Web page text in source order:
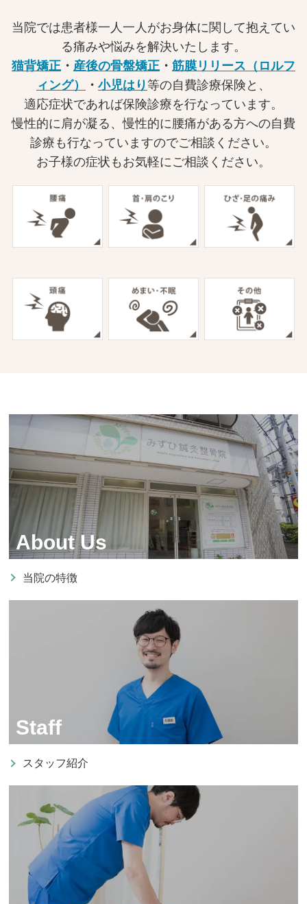
当院では患者様一人一人がお身体に関して抱えてい
る痛みや悩みを解決いたします。
猫背矯正 ・ 産後の骨盤矯正 ・ 筋膜リリース（ロルフ
ィング）
・ 小児はり等の自費診療保険と、
適応症状であれば保険診療を行なっています。
慢性的に肩が凝る、慢性的に腰痛がある方への自費
診療も行なっていますのでご相談ください。
お子様の症状もお気軽にご相談ください。
About Us
当院の特徴
Staff
スタッフ紹介